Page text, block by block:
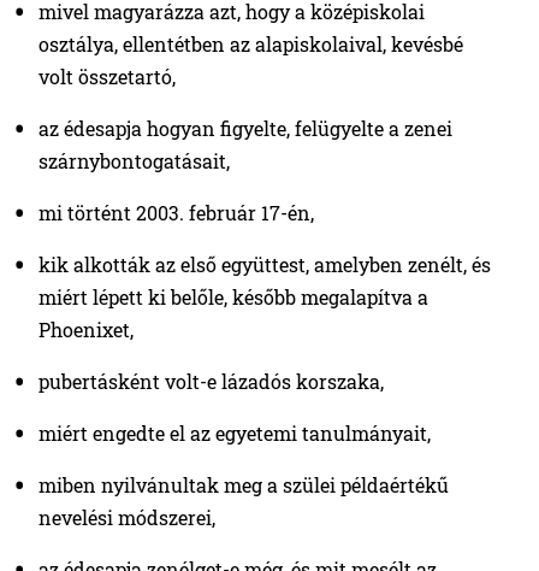
mivel magyarázza azt, hogy a középiskolai
osztálya, ellentétben az alapiskolaival, kevésbé
volt összetartó,
az édesapja hogyan figyelte, felügyelte a zenei
szárnybontogatásait,
mi történt 2003. február 17-én,
kik alkották az első együttest, amelyben zenélt, és
miért lépett ki belőle, később megalapítva a
Phoenixet,
pubertásként volt-e lázadós korszaka,
miért engedte el az egyetemi tanulmányait,
miben nyilvánultak meg a szülei példaértékű
nevelési módszerei,